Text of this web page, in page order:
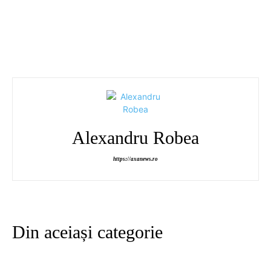
Alexandru Robea
https://axanews.ro
Din aceiași categorie